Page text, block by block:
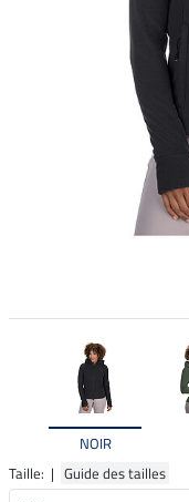
NOIR
Taille: | Guide des tailles